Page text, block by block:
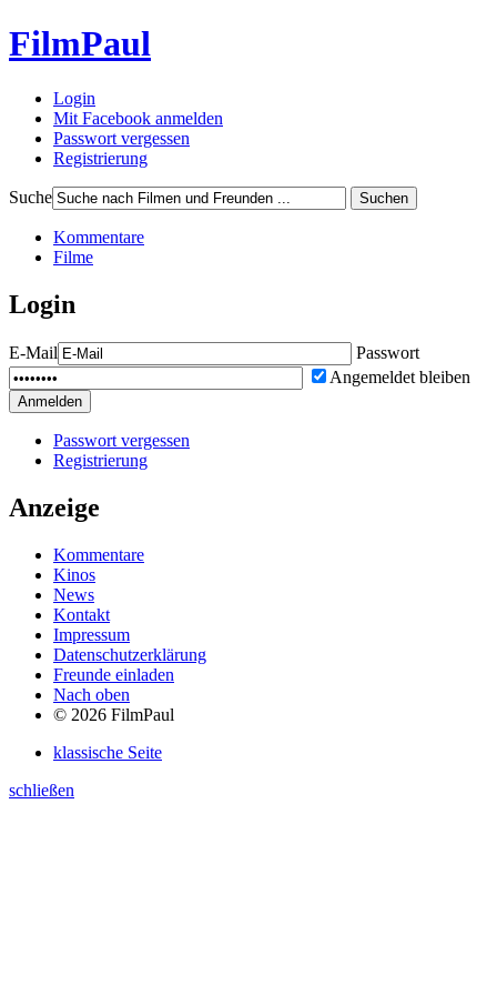
FilmPaul
Login
Mit Facebook anmelden
Passwort vergessen
Registrierung
Suche Suchen
Kommentare
Filme
Login
E-Mail
Passwort
Angemeldet bleiben
Anmelden
Passwort vergessen
Registrierung
Anzeige
Kommentare
Kinos
News
Kontakt
Impressum
Datenschutzerklärung
Freunde einladen
Nach oben
© 2026 FilmPaul
klassische Seite
schließen